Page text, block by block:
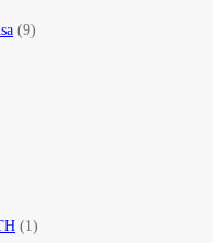
(9)
(1)